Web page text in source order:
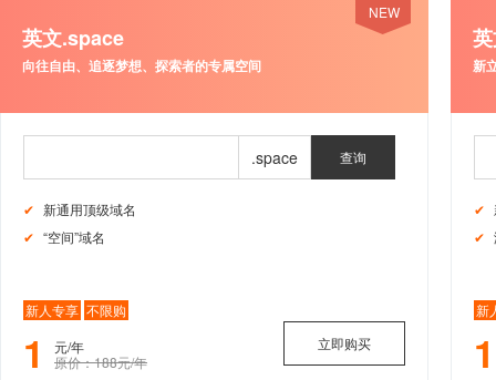
英文.space
向往自由、追逐梦想、探索者的专属空间
NEW
查询
新通用顶级域名
“空间”域名
1
元/年
原价：188元/年
新人专享 不限购
立即购买
新
新